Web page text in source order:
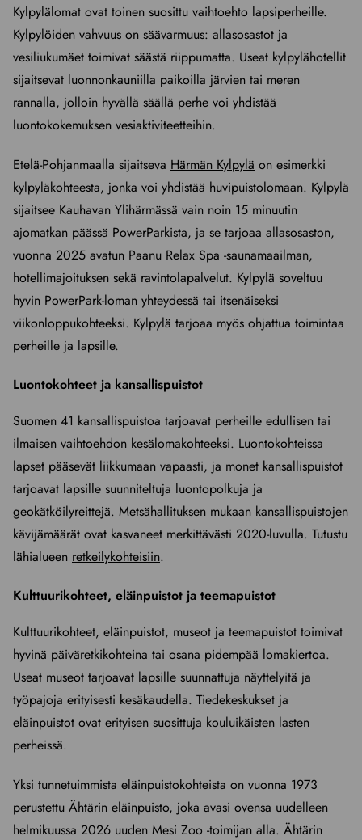
Kylpylälomat ovat toinen suosittu vaihtoehto lapsiperheille.
Kylpylöiden vahvuus on säävarmuus: allasosastot ja
vesiliukumäet toimivat säästä riippumatta. Useat kylpylähotellit
sijaitsevat luonnonkauniilla paikoilla järvien tai meren
rannalla, jolloin hyvällä säällä perhe voi yhdistää
luontokokemuksen vesiaktiviteetteihin.
Etelä-Pohjanmaalla sijaitseva Härmän Kylpylä on esimerkki
kylpyläkohteesta, jonka voi yhdistää huvipuistolomaan. Kylpylä
sijaitsee Kauhavan Ylihärmässä vain noin 15 minuutin
ajomatkan päässä PowerParkista, ja se tarjoaa allasosaston,
vuonna 2025 avatun Paanu Relax Spa -saunamaailman,
hotellimajoituksen sekä ravintolapalvelut. Kylpylä soveltuu
hyvin PowerPark-loman yhteydessä tai itsenäiseksi
viikonloppukohteeksi. Kylpylä tarjoaa myös ohjattua toimintaa
perheille ja lapsille.
Luontokohteet ja kansallispuistot
Suomen 41 kansallispuistoa tarjoavat perheille edullisen tai
ilmaisen vaihtoehdon kesälomakohteeksi. Luontokohteissa
lapset pääsevät liikkumaan vapaasti, ja monet kansallispuistot
tarjoavat lapsille suunniteltuja luontopolkuja ja
geokätköilyreittejä. Metsähallituksen mukaan kansallispuistojen
kävijämäärät ovat kasvaneet merkittävästi 2020-luvulla. Tutustu
lähialueen retkeilykohteisiin.
Kulttuurikohteet, eläinpuistot ja teemapuistot
Kulttuurikohteet, eläinpuistot, museot ja teemapuistot toimivat
hyvinä päiväretkikohteina tai osana pidempää lomakiertoa.
Useat museot tarjoavat lapsille suunnattuja näyttelyitä ja
työpajoja erityisesti kesäkaudella. Tiedekeskukset ja
eläinpuistot ovat erityisen suosittuja kouluikäisten lasten
perheissä.
Yksi tunnetuimmista eläinpuistokohteista on vuonna 1973
perustettu Ähtärin eläinpuisto, joka avasi ovensa uudelleen
helmikuussa 2026 uuden Mesi Zoo -toimijan alla. Ähtärin